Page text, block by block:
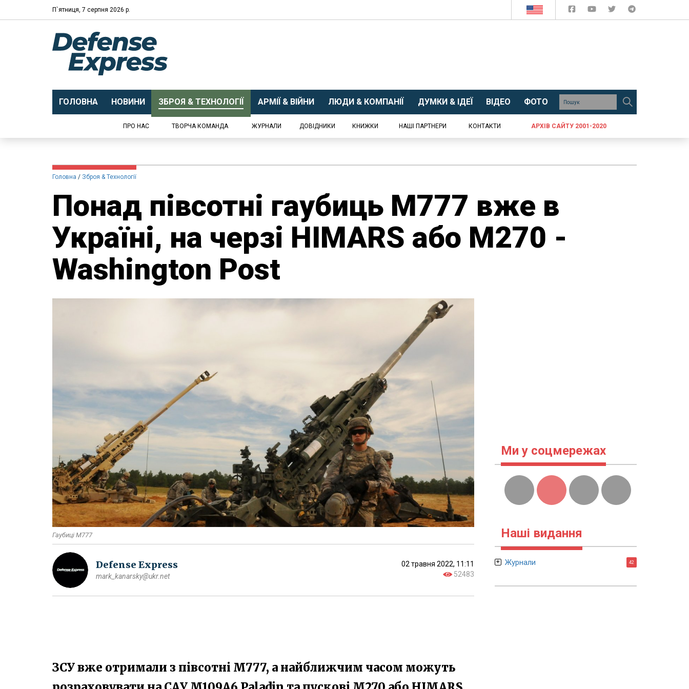
П`ятниця, 7 серпня 2026 р.
ГОЛОВНА НОВИНИ ЗБРОЯ & ТЕХНОЛОГІЇ АРМІЇ & ВІЙНИ ЛЮДИ & КОМПАНІЇ ДУМКИ & ІДЕЇ ВІДЕО ФОТО
ПРО НАС ТВОРЧА КОМАНДА ЖУРНАЛИ ДОВІДНИКИ КНИЖКИ НАШІ ПАРТНЕРИ КОНТАКТИ АРХІВ САЙТУ 2001-2020
Головна Зброя & Технології
Понад півсотні гаубиць М777 вже в
Україні, на черзі HIMARS або M270 -
Washington Post
Гаубиці М777
Defense Express
mark_kanarsky@ukr.net
02 травня 2022, 11:11
52483
ЗСУ вже отримали з півсотні M777, а найближчим часом можуть
Ми у соцмережах
Наші видання
Журнали 42